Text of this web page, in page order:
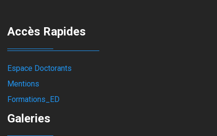
Accès Rapides
Espace Doctorants
Mentions
Formations_ED
Galeries